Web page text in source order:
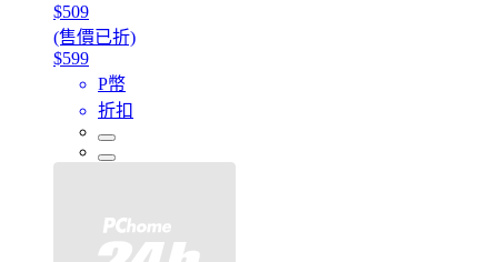
$509
(售價已折)
$599
P幣
折扣